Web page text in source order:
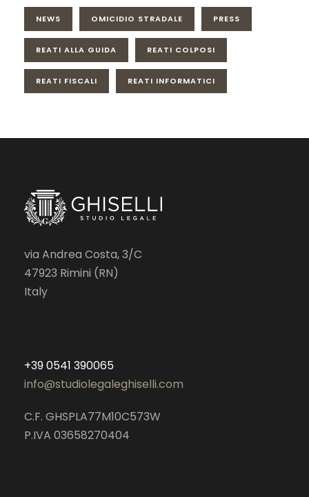
NEWS OMICIDIO STRADALE PRESS
REATI ALLA GUIDA REATI COLPOSI
REATI FISCALI REATI INFORMATICI
via Andrea Costa, 3/C
47923 Rimini (RN)
Italy
+39 0541 390065
info@studiolegaleghiselli.com
C.F. GHSPLA77M10C573W
P.IVA 03658270404